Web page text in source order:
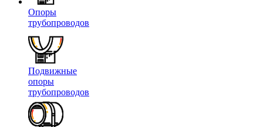
Опоры
трубопроводов
Подвижные
опоры
трубопроводов